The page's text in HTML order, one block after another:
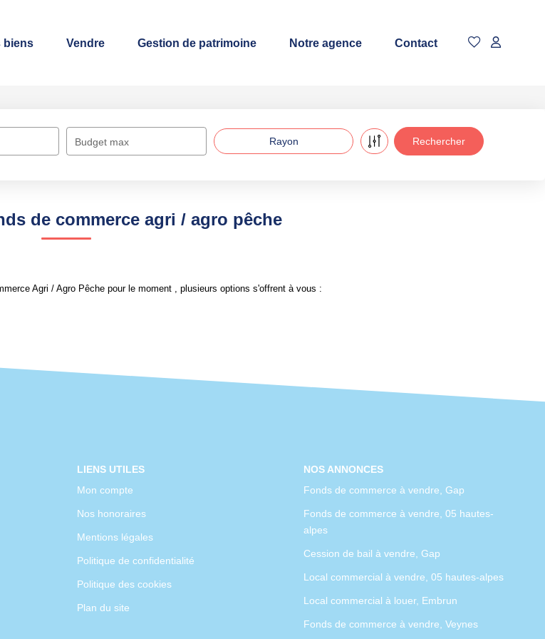
biens Vendre Gestion de patrimoine Notre agence Contact
Budget max Rayon
de commerce agri / agro pêche
Agri / Agro Pêche pour le moment , plusieurs options s'offrent à vous :
LIENS UTILES
Mon compte
Nos honoraires
Mentions légales
Politique de confidentialité
Politique des cookies
Plan du site
NOS ANNONCES
Fonds de commerce à vendre, Gap
Fonds de commerce à vendre, 05 hautes-
alpes
Cession de bail à vendre, Gap
Local commercial à vendre, 05 hautes-alpes
Local commercial à louer, Embrun
Fonds de commerce à vendre, Veynes